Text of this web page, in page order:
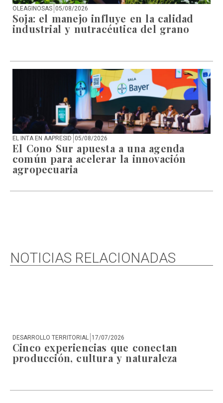
OLEAGINOSAS 05/08/2026
Soja: el manejo influye en la calidad
industrial y nutracéutica del grano
EL INTA EN AAPRESID 05/08/2026
El Cono Sur apuesta a una agenda
común para acelerar la innovación
agropecuaria
NOTICIAS RELACIONADAS
DESARROLLO TERRITORIAL 17/07/2026
Cinco experiencias que conectan
producción, cultura y naturaleza